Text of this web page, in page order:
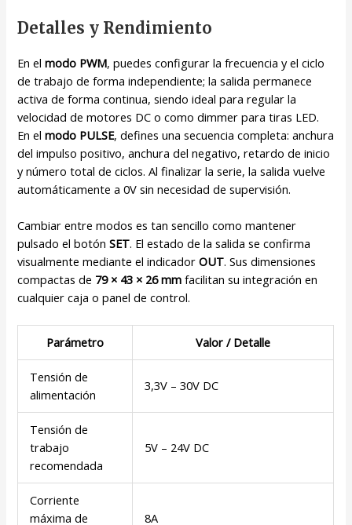
Detalles y Rendimiento
En elmodo PWM, puedes configurar la frecuencia y el ciclo
de trabajo de forma independiente; la salida permanece
activa de forma continua, siendo ideal para regular la
velocidad de motores DC o como dimmer para tiras LED.
En elmodo PULSE, defines una secuencia completa: anchura
del impulso positivo, anchura del negativo, retardo de inicio
y número total de ciclos. Al finalizar la serie, la salida vuelve
automáticamente a 0V sin necesidad de supervisión.
Cambiar entre modos es tan sencillo como mantener
pulsado el botónSET. El estado de la salida se confirma
visualmente mediante el indicadorOUT. Sus dimensiones
compactas de 79 × 43 × 26 mm facilitan su integración en
cualquier caja o panel de control.
Parámetro Valor / Detalle
Tensión de
alimentación
3,3V – 30V DC
Tensión de
trabajo
recomendada
5V – 24V DC
Corriente
máxima de
8A